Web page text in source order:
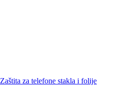
Zaštita za telefone stakla i folije